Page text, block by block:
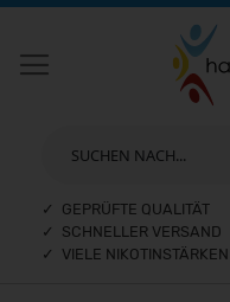
SUCHEN NACH...
✓ GEPRÜFTE QUALITÄT
✓ SCHNELLER VERSAND
✓ VIELE NIKOTINSTÄRKEN